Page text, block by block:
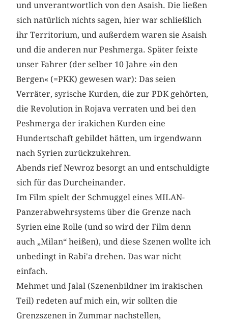
und unverantwortlich von den Asaish. Die ließen
sich na­türlich nichts sagen, hier war schließlich
ihr Territorium, und außerdem waren sie Asaish
und die anderen nur Peshmerga. Später feixte
unser Fahrer (der selber 10 Jahre »in den
Bergen« (=PKK) gewesen war): Das seien
Verräter, syrische Kurden, die zur PDK gehörten,
die Revolution in Rojava verraten und bei den
Peshmerga der irakichen Kurden eine
Hundertschaft gebildet hätten, um irgendwann
nach Syrien zurückzukehren.
Abends rief Newroz besorgt an und entschuldigte
sich für das Durcheinander.
Im Film spielt der Schmuggel eines MILAN-
Panzerabwehrsystems über die Grenze nach
Syrien eine Rolle (und so wird der Film denn
auch „Milan“ heißen), und diese Szenen wollte ich
unbedingt in Rabi'a drehen. Das war nicht
einfach.
Mehmet und Jalal (Szenenbildner im irakischen
Teil) redeten auf mich ein, wir sollten die
Grenzszenen in Zummar nachstellen,